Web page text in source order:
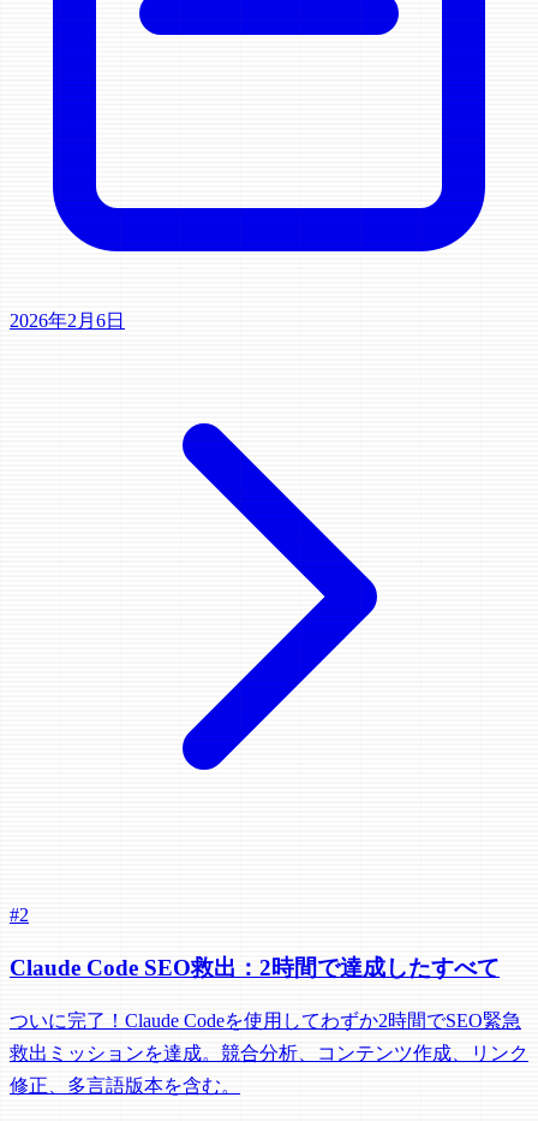
2026年2月6日
#2
Claude Code SEO救出：2時間で達成したすべて
ついに完了！Claude Codeを使用してわずか2時間でSEO緊急
救出ミッションを達成。競合分析、コンテンツ作成、リンク
修正、多言語版本を含む。